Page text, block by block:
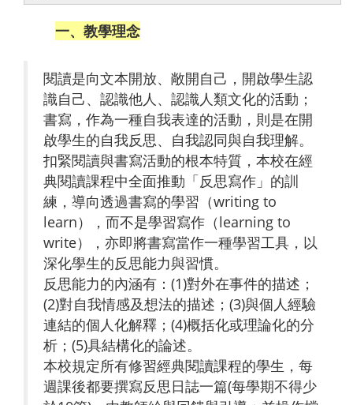
一、教學理念
閱讀是向文本開放、敞開自己，開啟學生認
識自己、認識他人、認識人類文化的活動；
書寫，作為一種自我表達的活動，則是在開
啟學生的自我反思、自我認同與自我理解。
扣緊閱讀與書寫活動的根本特質，本校在經
典閱讀課程中全面推動「反思寫作」的訓
練，導向透過書寫的學習（writing to
learn），而不是學習寫作（learning to
write），亦即將書寫當作一種學習工具，以
深化學生的反思能力與習慣。
反思能力的內涵有：(1)對外在事件的描述；
(2)對自我情感及想法的描述；(3)與個人經驗
連結的個人化解釋；(4)概括化或理論化的分
析；(5)具結構化的論述。
本校規定所有修習經典閱讀課程的學生，每
週課後都要撰寫反思日誌一篇(每學期不得少